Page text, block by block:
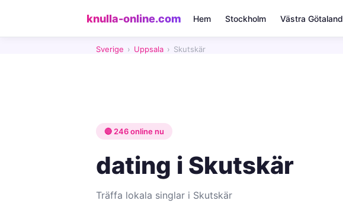
knulla-online.com Hem Stockholm Västra Götaland
Sverige › Uppsala › Skutskär
🔴 246 online nu
dating i Skutskär
Träffa lokala singlar i Skutskär